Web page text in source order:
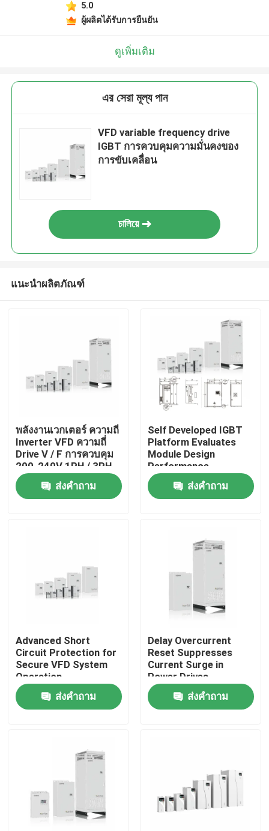
เกี่ยวกับเรา
ทัวร์โรงงาน
การควบคุมคุณภาพ
ติดต่อเรา
ไดรฟ์ความถี่ตัวแปร VFD
5.0
ผู้ผลิตได้รับการยืนยัน
ดูเพิ่มเติม
এর সেরা মূল্য পান
VFD variable frequency drive
IGBT การควบคุมความมั่นคงของ
การขับเคลื่อน
চালিয়ে
แนะนำผลิตภัณฑ์
พลังงานเวกเตอร์ ความถี่
Inverter VFD ความถี่
Drive V / F การควบคุม
200-240V 1PH / 3PH
ความแรงดันเข้าสั่นต่ํา
ส่งคำถาม
Self Developed IGBT
Platform Evaluates
Module Design
Performance
ส่งคำถาม
Advanced Short
Circuit Protection for
Secure VFD System
Operation
ส่งคำถาม
Delay Overcurrent
Reset Suppresses
Current Surge in
Power Drives
ส่งคำถาม